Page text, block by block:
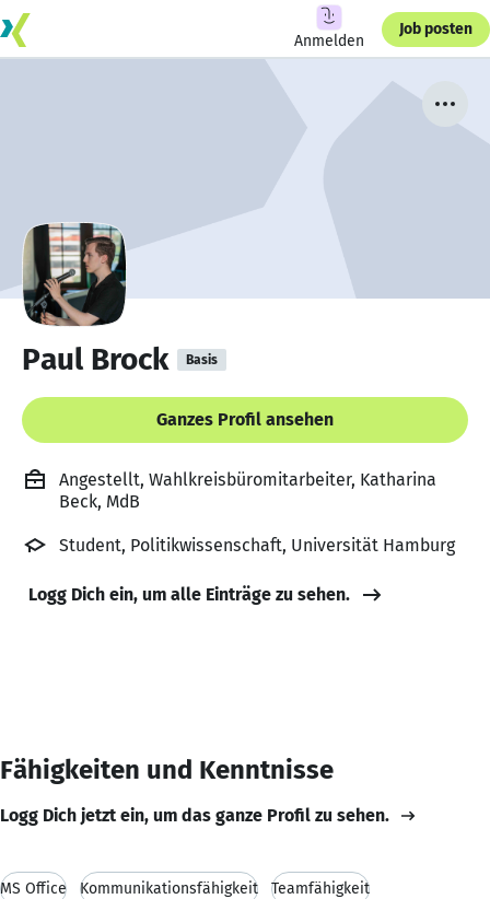
Anmelden
Job posten
Paul Brock Basis
Ganzes Profil ansehen
Angestellt, Wahlkreisbüromitarbeiter, Katharina
Beck, MdB
Student, Politikwissenschaft, Universität Hamburg
Logg Dich ein, um alle Einträge zu sehen.
Fähigkeiten und Kenntnisse
Logg Dich jetzt ein, um das ganze Profil zu sehen.
MS Office Kommunikationsfähigkeit Teamfähigkeit